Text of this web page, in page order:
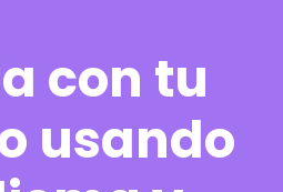
con tu
usando